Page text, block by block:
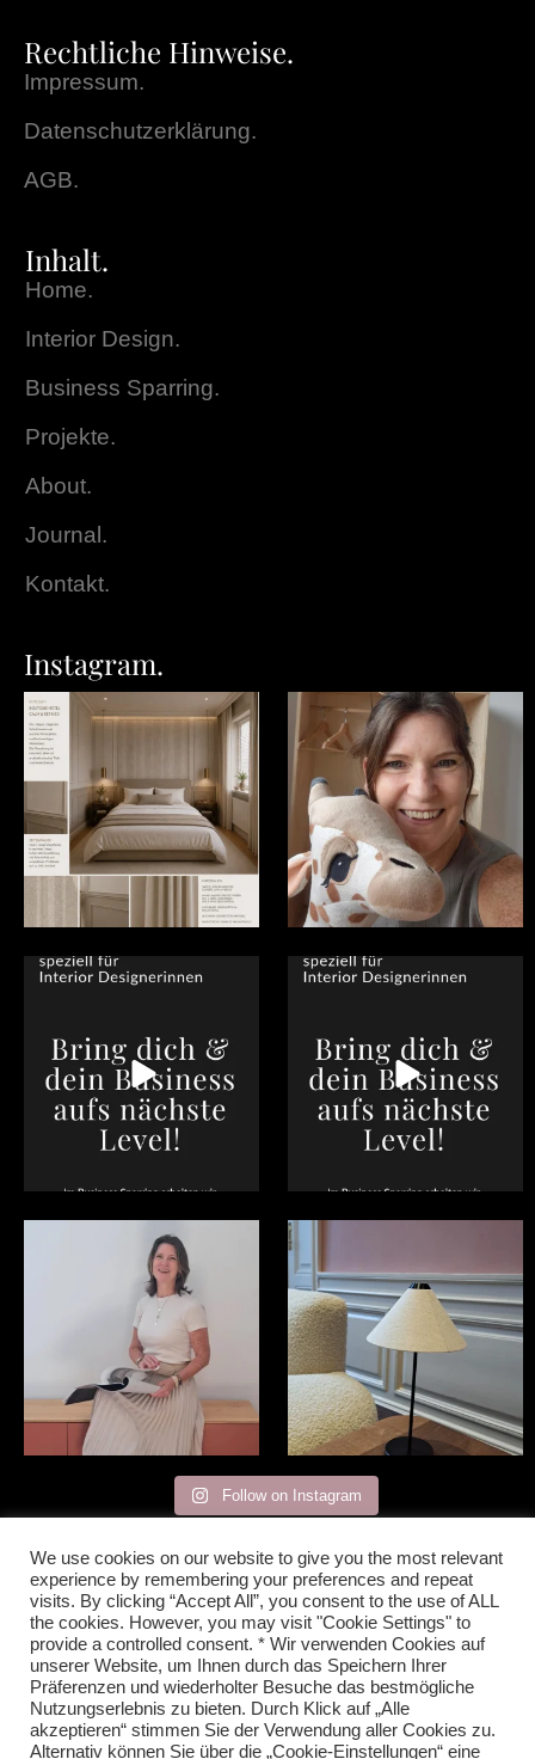
Rechtliche Hinweise.
Impressum.
Datenschutzerklärung.
AGB.
Inhalt.
Home.
Interior Design.
Business Sparring.
Projekte.
About.
Journal.
Kontakt.
Instagram.
Manchmal frage ich mich schon, wie
es in unserer...
Ich richte selten Kinderzimmern ein
- wenn, dann
...
5 0
Du bist #Interiordesignerin in Wien,
NÖ oder der
Du bist #Interiordesignerin in Wien,
NÖ oder der
Happy, dass ich mit tollen
Menschen zusammen
0 17 2
Follow on Instagram
We use cookies on our website to give you the most relevant
experience by remembering your preferences and repeat
visits. By clicking “Accept All”, you consent to the use of ALL
the cookies. However, you may visit "Cookie Settings" to
provide a controlled consent. * Wir verwenden Cookies auf
unserer Website, um Ihnen durch das Speichern Ihrer
Präferenzen und wiederholter Besuche das bestmögliche
Nutzungserlebnis zu bieten. Durch Klick auf „Alle
akzeptieren“ stimmen Sie der Verwendung aller Cookies zu.
Alternativ können Sie über die „Cookie-Einstellungen“ eine